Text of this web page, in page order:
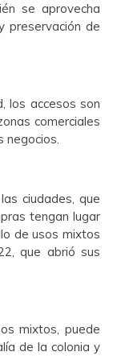
se aprovecha
preservación de
los accesos son
comerciales
negocios.
ciudades, que
tengan lugar
de usos mixtos
que abrió sus
mixtos, puede
de la colonia y